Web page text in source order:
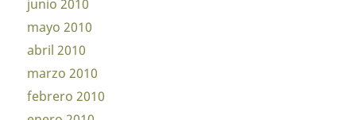
junio 2010
mayo 2010
abril 2010
marzo 2010
febrero 2010